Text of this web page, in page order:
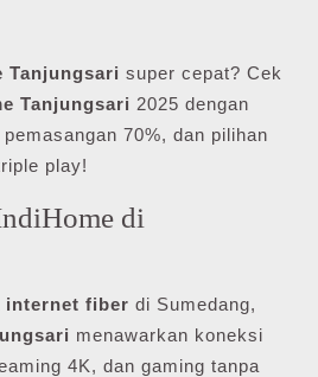
Tanjungsari super cepat? Cek
Tanjungsari 2025 dengan
70%, dan pilihan
play!
di
internet fiber di Sumedang,
menawarkan koneksi
4K, dan gaming tanpa